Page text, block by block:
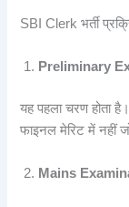
SBI Clerk भर्ती
Preliminary
यह पहला चरण होता
फाइनल मेरिट में नहीं
Mains